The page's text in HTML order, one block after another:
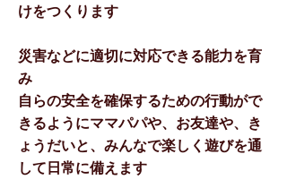
けをつくります
災害などに適切に対応できる能力を育
み
自らの安全を確保するための行動がで
きるようにママパパや、お友達や、き
ょうだいと、みんなで楽しく遊びを通
して日常に備えます